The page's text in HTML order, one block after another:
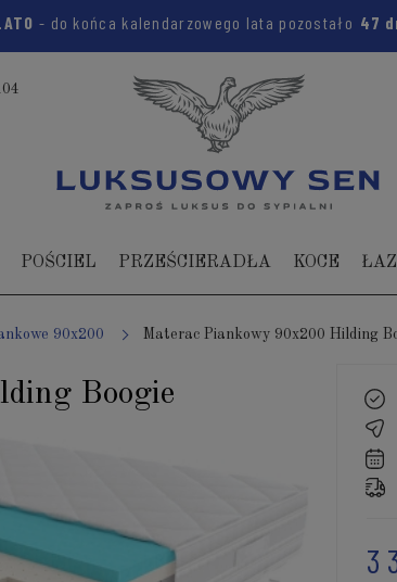
- do końca kalendarzowego lata pozostało 47
POŚCIEL PRZEŚCIERADŁA KOCE
90x200 Materac Piankowy 90x200 Hilding
Boogie
3